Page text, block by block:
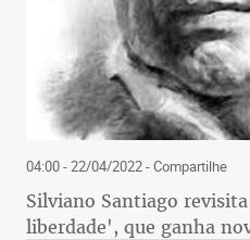
04:00 - 22/04/2022- Compartilhe
Silviano Santiago
liberdade', que ganha